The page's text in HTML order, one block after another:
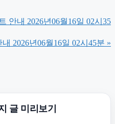
재산분할
안내 2026년06월16일 02시35
2026년06월16일 02시45분 »
글 미리보기